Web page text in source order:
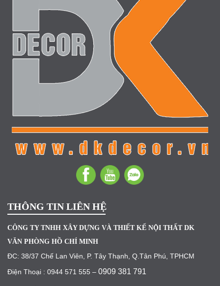
THÔNG TIN LIÊN HỆ
CÔNG TY TNHH XÂY DỰNG VÀ THIẾT KẾ NỘI THẤT DK
VĂN PHÒNG HỒ CHÍ MINH
ĐC: 38/37 Chế Lan Viên, P. Tây Thạnh, Q.Tân Phú, TPHCM
Điện Thoại : 0944 571 555 – 0909 381 791